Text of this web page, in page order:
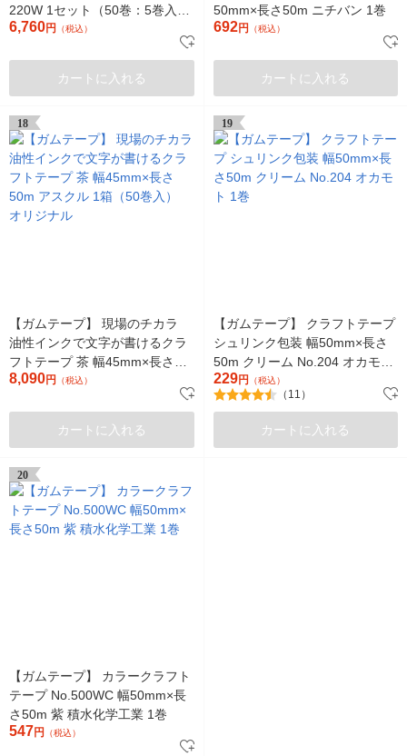
220W 1セット（50巻：5巻入
×10）
6,760円 （税込）
カートに入れる
50mm×長さ50m ニチバン 1巻
692円 （税込）
カートに入れる
18
【ガムテープ】 現場のチカラ
油性インクで文字が書けるクラ
フトテープ 茶 幅45mm×長さ
50m アスクル 1箱（50巻入）
8,090円 （税込）
カートに入れる
19
【ガムテープ】 クラフトテープ
シュリンク包装 幅50mm×長さ
50m クリーム No.204 オカモト
1巻
229円 （税込）
（11）
カートに入れる
20
【ガムテープ】 カラークラフト
テープ No.500WC 幅50mm×長
さ50m 紫 積水化学工業 1巻
547円 （税込）